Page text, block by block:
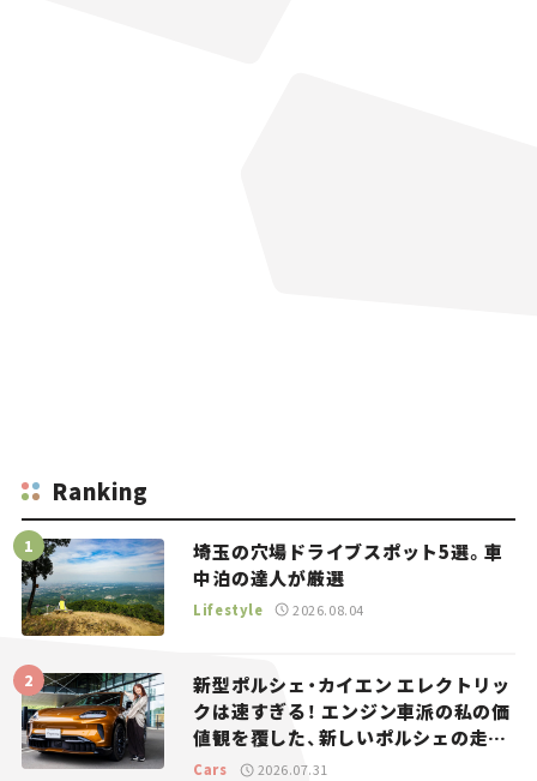
Ranking
埼玉の穴場ドライブスポット5選。車
中泊の達人が厳選
Lifestyle 2026.08.04
新型ポルシェ・カイエン エレクトリッ
クは速すぎる！ エンジン車派の私の価
値観を覆した、新しいポルシェの走
り。
Cars 2026.07.31